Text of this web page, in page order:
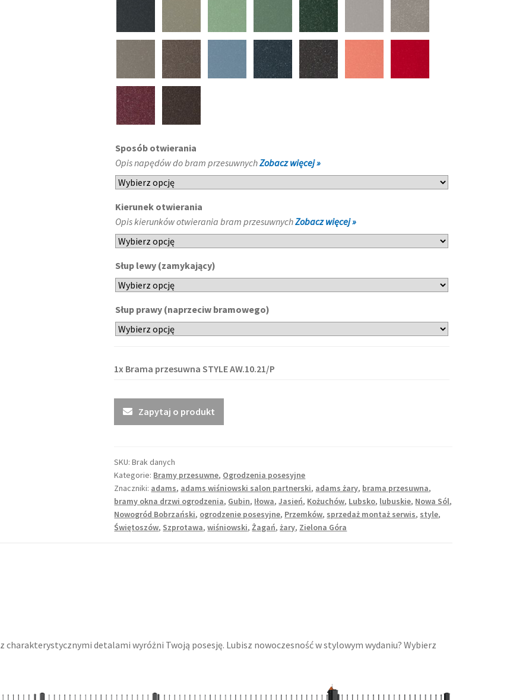
Sposób otwierania
Opis napędów do bram przesuwnychZobacz więcej »
Kierunek otwierania
Opis kierunków otwierania bram przesuwnychZobacz więcej »
Słup lewy (zamykający)
Słup prawy (naprzeciw bramowego)
1x Brama przesuwna STYLE AW.10.21/P
Zapytaj o produkt
SKU:Brak danych
Kategorie: Bramy przesuwne, Ogrodzenia posesyjne
Znaczniki: adams, adams wiśniowski salon partnerski, adams żary, brama przesuwna,
bramy okna drzwi ogrodzenia, Gubin, Iłowa,Jasień, Kożuchów, Lubsko, lubuskie, Nowa Sól,
Nowogród Bobrzański, ogrodzenie posesyjne, Przemków, sprzedaż montaż serwis, style,
Świętoszów, Szprotawa,wiśniowski,Żagań,żary, Zielona Góra
charakterystycznymi detalami wyróżni Twoją posesję. Lubisz nowoczesność w stylowym wydaniu? Wybierz